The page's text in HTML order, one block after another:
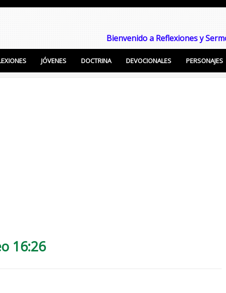
Bienvenido a Reflexiones y
Enseñanzas Cristianas, Sermones, Temas
JÓVENES DOCTRINA DEVOCIONALES PERSONAJES
16:26